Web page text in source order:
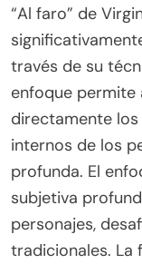
“Al faro” de
través de su
enfoque
directamente
internos de los
profunda. El
subjetiva
personajes,
tradicionales. La